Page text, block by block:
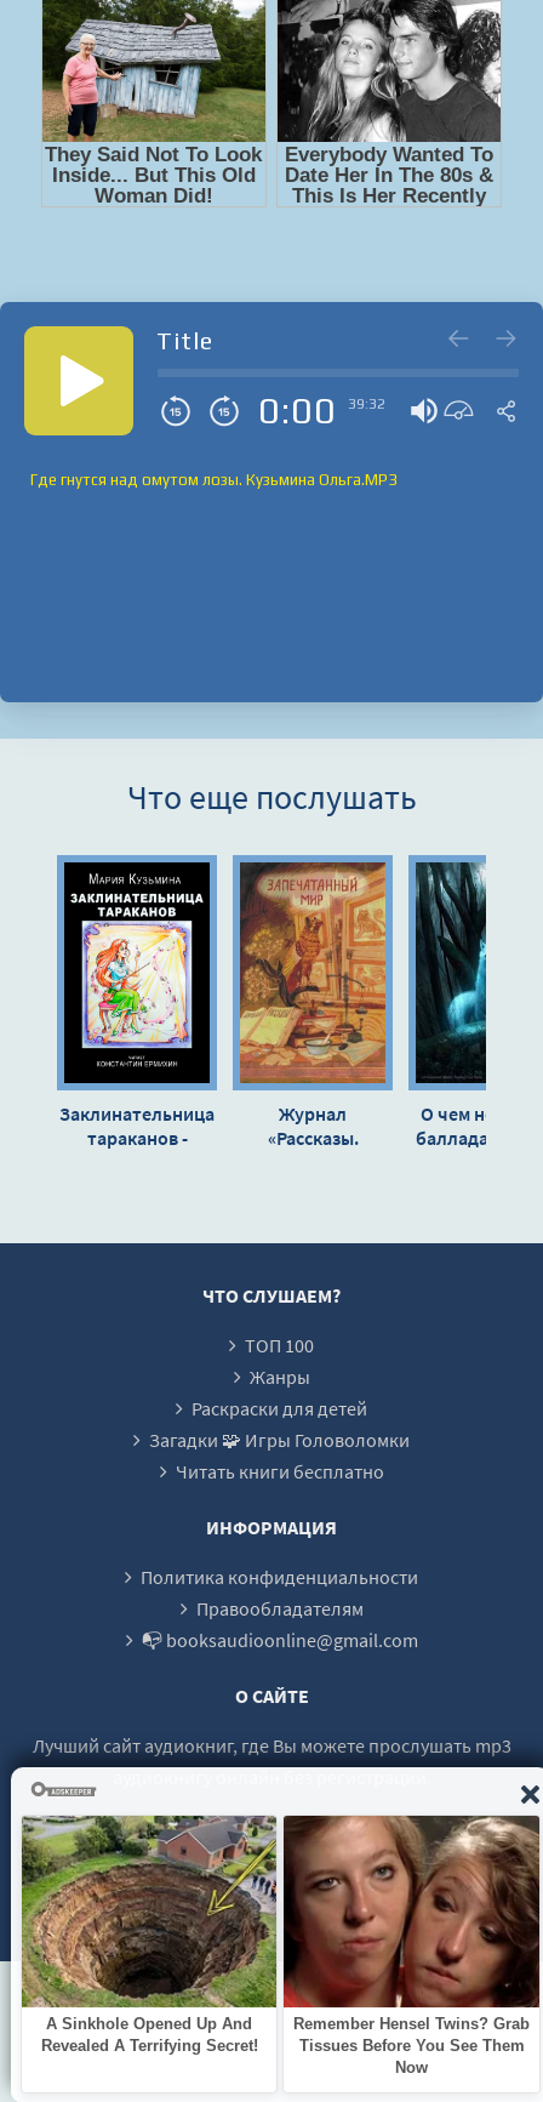
Title
0:00 39:32
Где гнутся над омутом лозы. Кузьмина Ольга.MP3
Что еще послушать
Заклинательница
тараканов -
Журнал
«Рассказы.
О чем не
балладах -
ЧТО СЛУШАЕМ?
ТОП 100
Жанры
Раскраски для детей
Загадки 🧩 Игры Головоломки
Читать книги бесплатно
ИНФОРМАЦИЯ
Политика конфиденциальности
Правообладателям
📭 booksaudioonline@gmail.com
О САЙТЕ
Лучший сайт аудиокниг, где Вы можете прослушать mp3
© 2021 - 2026 booksaudio-online.com Все права защищены.